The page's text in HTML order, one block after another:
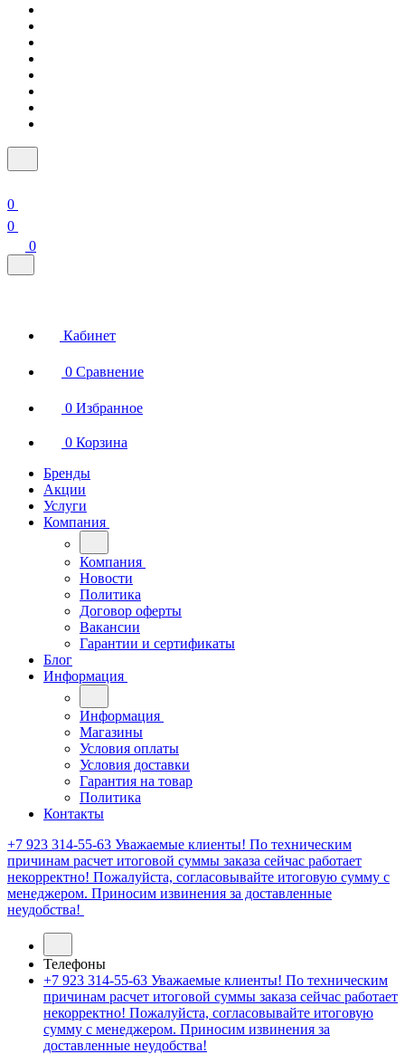
0
0
0
Кабинет
0 Сравнение
0 Избранное
0 Корзина
Бренды
Акции
Услуги
Компания
Компания
Новости
Политика
Договор оферты
Вакансии
Гарантии и сертификаты
Блог
Информация
Информация
Магазины
Условия оплаты
Условия доставки
Гарантия на товар
Политика
Контакты
+7 923 314-55-63 Уважаемые клиенты! По техническим
причинам расчет итоговой суммы заказа сейчас работает
некорректно! Пожалуйста, согласовывайте итоговую сумму с
менеджером. Приносим извинения за доставленные
неудобства!
Телефоны
+7 923 314-55-63 Уважаемые клиенты! По техническим
причинам расчет итоговой суммы заказа сейчас работает
некорректно! Пожалуйста, согласовывайте итоговую
сумму с менеджером. Приносим извинения за
доставленные неудобства!